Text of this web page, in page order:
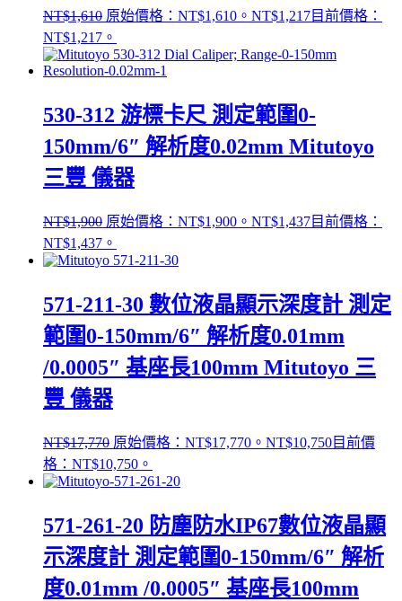
NT$1,610 原始價格：NT$1,610。 NT$1,217目前價格：
NT$1,217。
530-312 游標卡尺 測定範圍0-
150mm/6″ 解析度0.02mm Mitutoyo
三豐 儀器
NT$1,900 原始價格：NT$1,900。 NT$1,437目前價格：
NT$1,437。
571-211-30 數位液晶顯示深度計 測定
範圍0-150mm/6″ 解析度0.01mm
/0.0005″ 基座長100mm Mitutoyo 三
豐 儀器
NT$17,770 原始價格：NT$17,770。 NT$10,750目前價
格：NT$10,750。
571-261-20 防塵防水IP67數位液晶顯
示深度計 測定範圍0-150mm/6″ 解析
度0.01mm /0.0005″ 基座長100mm